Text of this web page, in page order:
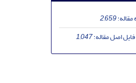
2,659
اصل مقاله:1,047